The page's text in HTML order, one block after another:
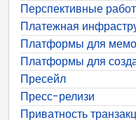
Перспективные
Платежная
Платформы для
Платформы для
Пресейл
Пресс-релизи
Приватность